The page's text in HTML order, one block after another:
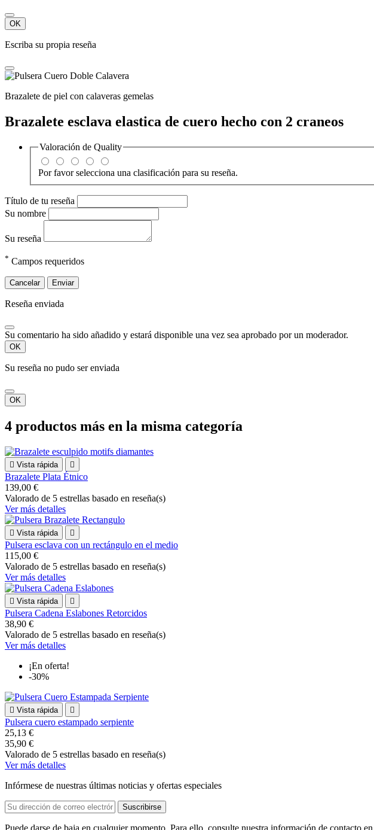
OK
Escriba su propia reseña
Brazalete de piel con calaveras gemelas
Brazalete esclava elastica de cuero hecho con 2 craneos
Valoración de Quality
Por favor selecciona una clasificación para su reseña.
Título de tu reseña
Su nombre
Su reseña
* Campos requeridos
Cancelar Enviar
Reseña enviada
Su comentario ha sido añadido y estará disponible una vez sea aprobado por un moderador.
OK
Su reseña no pudo ser enviada
OK
4 productos más en la misma categoría
 Vista rápida 
Brazalete Plata Étnico
139,00 €
Valorado de 5 estrellas basado en reseña(s)
Ver más detalles
 Vista rápida 
Pulsera esclava con un rectángulo en el medio
115,00 €
Valorado de 5 estrellas basado en reseña(s)
Ver más detalles
 Vista rápida 
Pulsera Cadena Eslabones Retorcidos
38,90 €
Valorado de 5 estrellas basado en reseña(s)
Ver más detalles
¡En oferta!
-30%
 Vista rápida 
Pulsera cuero estampado serpiente
25,13 €
35,90 €
Valorado de 5 estrellas basado en reseña(s)
Ver más detalles
Infórmese de nuestras últimas noticias y ofertas especiales